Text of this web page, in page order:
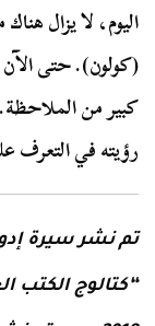
(كولون). حتى
كبير من
رؤيته في التعرف
تم نشر سيرة